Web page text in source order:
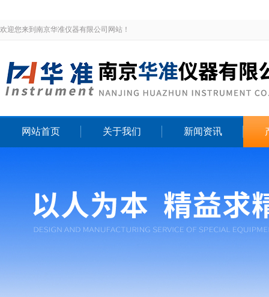
欢迎您来到南京华准仪器有限公司网站！
网站首页 关于我们 新闻资讯